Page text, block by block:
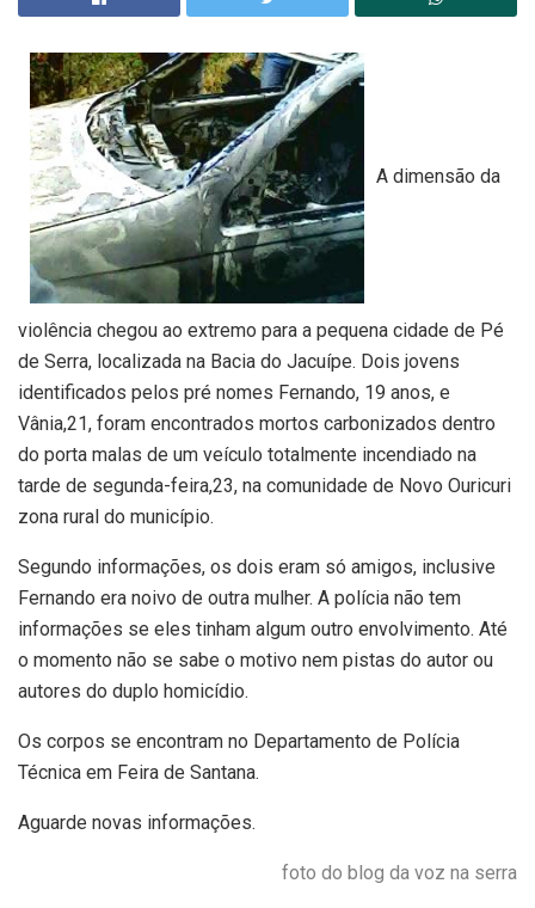
A dimensão da
violência chegou ao extremo para a pequena cidade de Pé
de Serra, localizada na Bacia do Jacuípe. Dois jovens
identificados pelos pré nomes Fernando, 19 anos, e
Vânia,21, foram encontrados mortos carbonizados dentro
do porta malas de um veículo totalmente incendiado na
tarde de segunda-feira,23, na comunidade de Novo Ouricuri
zona rural do município.
Segundo informações, os dois eram só amigos, inclusive
Fernando era noivo de outra mulher. A polícia não tem
informações se eles tinham algum outro envolvimento. Até
o momento não se sabe o motivo nem pistas do autor ou
autores do duplo homicídio.
Os corpos se encontram no Departamento de Polícia
Técnica em Feira de Santana.
Aguarde novas informações.
foto do blog da voz na serra